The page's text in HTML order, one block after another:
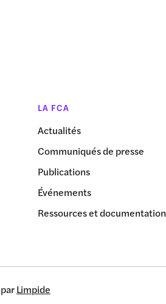
LA FCA
Actualités
Communiqués de presse
Publications
Événements
Ressources et documentation
Limpide